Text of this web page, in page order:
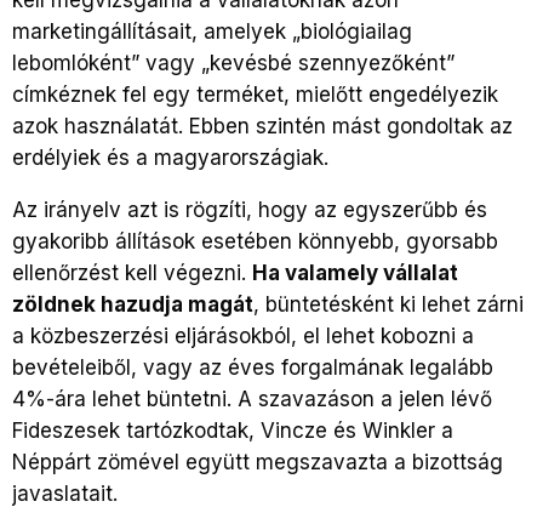
marketingállításait, amelyek „biológiailag
lebomlóként” vagy „kevésbé szennyezőként”
címkéznek fel egy terméket, mielőtt engedélyezik
azok használatát. Ebben szintén mást gondoltak az
erdélyiek és a magyarországiak.
Az irányelv azt is rögzíti, hogy az egyszerűbb és
gyakoribb állítások esetében könnyebb, gyorsabb
ellenőrzést kell végezni. Ha valamely vállalat
zöldnek hazudja magát, büntetésként ki lehet zárni
a közbeszerzési eljárásokból, el lehet kobozni a
bevételeiből, vagy az éves forgalmának legalább
4%-ára lehet büntetni. A szavazáson a jelen lévő
Fideszesek tartózkodtak, Vincze és Winkler a
Néppárt zömével együtt megszavazta a bizottság
javaslatait.